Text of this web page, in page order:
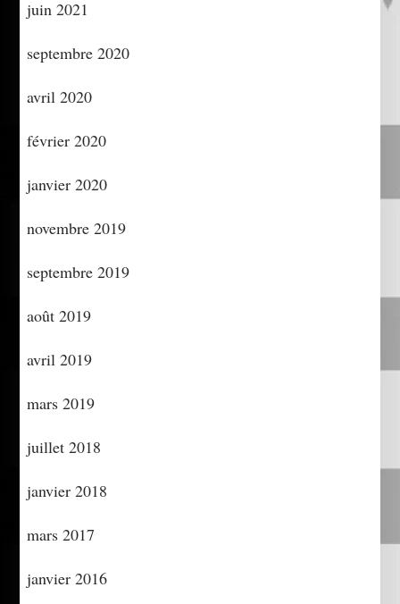
juin 2021
septembre 2020
avril 2020
février 2020
janvier 2020
novembre 2019
septembre 2019
août 2019
avril 2019
mars 2019
juillet 2018
janvier 2018
mars 2017
janvier 2016